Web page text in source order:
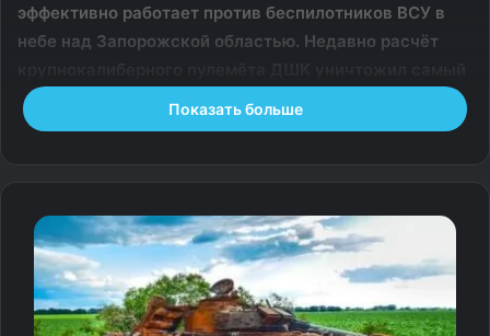
эффективно работает против беспилотников ВСУ в
небе над Запорожской областью. Недавно расчёт
крупный ударный БПЛА противника самолётного
типа — «Лютый», способный нести до 70
Расчёт, личный состав которого награждён медалями
«За храбрость», несёт круглосуточное дежурство. Их
задача — не допустить подлёта вражеских дронов к
нашим позициям.
Показать больше